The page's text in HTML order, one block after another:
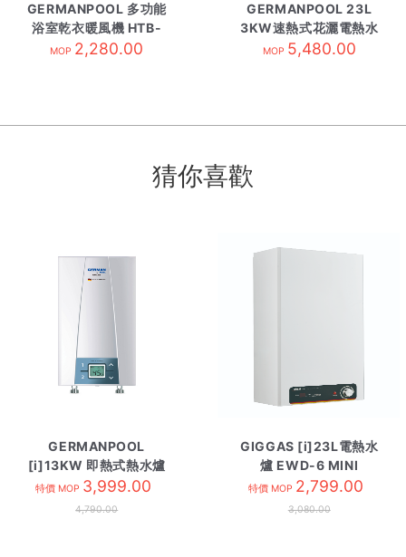
GERMANPOOL 多功能
浴室乾衣暖風機 HTB-
248U
MOP 2,280.00
GERMANPOOL 23L
3KW速熱式花灑電熱水
爐 GPNB-6SSL方型
MOP 5,480.00
猜你喜歡
GERMANPOOL
[i]13KW 即熱式熱水爐
CEX13 三相電
特價 MOP 3,999.00
4,790.00
GIGGAS [i]23L電熱水
爐 EWD-6 MINI
特價 MOP 2,799.00
3,080.00